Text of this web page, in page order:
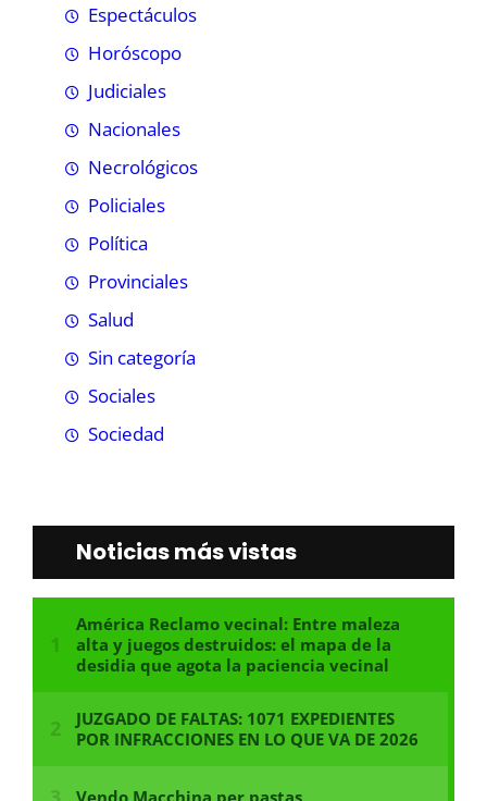
Espectáculos
Horóscopo
Judiciales
Nacionales
Necrológicos
Policiales
Política
Provinciales
Salud
Sin categoría
Sociales
Sociedad
Noticias más vistas